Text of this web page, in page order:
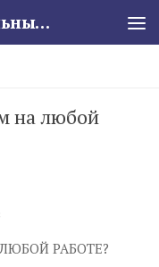
Свято-Троицкий кафедральный собор
на любой
РАБОТЕ?